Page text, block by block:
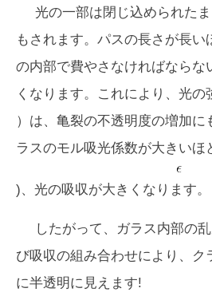
光の一部は閉じ込められた
もされます。パスの長さが長い
の内部で費やさなければならな
くなります。これにより、光
）は、亀裂の不透明度の増加に
ラスのモル吸光係数が大きいほ
)、光の吸収が大きくなります。
したがって、ガラス内部の
び吸収の組み合わせにより、ク
に半透明に見えます!